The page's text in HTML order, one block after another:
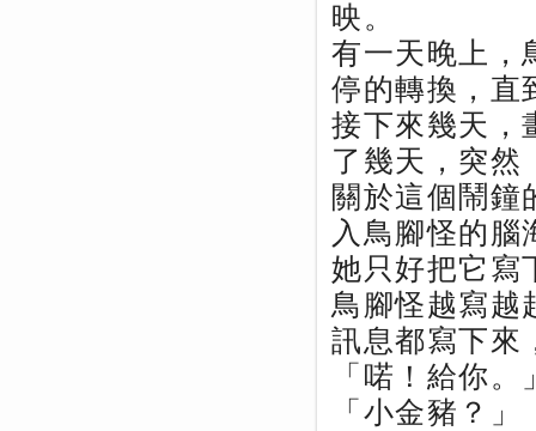
映。
有一天晚上，
停的轉換，直
接下來幾天，
了幾天，突然
關於這個鬧鐘
入鳥腳怪的腦
她只好把它寫
鳥腳怪越寫越
訊息都寫下來
「喏！給你
「小金豬？」